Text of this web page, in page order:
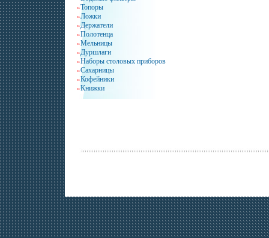
»Топоры
»Ложки
»Держатели
»Полотенца
»Мельницы
»Дуршлаги
»Наборы столовых приборов
»Сахарницы
»Кофейники
»Книжки